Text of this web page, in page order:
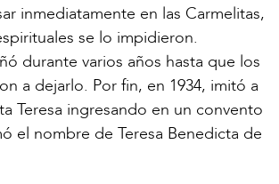
inmediatamente en las Carmelitas,
se lo impidieron.
durante varios años hasta que los
a dejarlo. Por fin, en 1934, imitó a
Teresa ingresando en un convento
el nombre de Teresa Benedicta de